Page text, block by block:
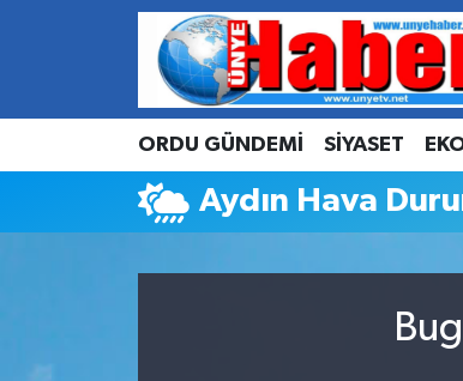
ORDU GÜNDEMİ SİYASET
Aydın Hava
Hava Durumu
Trafik Durumu
Süper Lig Puan Durumu ve Fikstür
Tüm Manşetler